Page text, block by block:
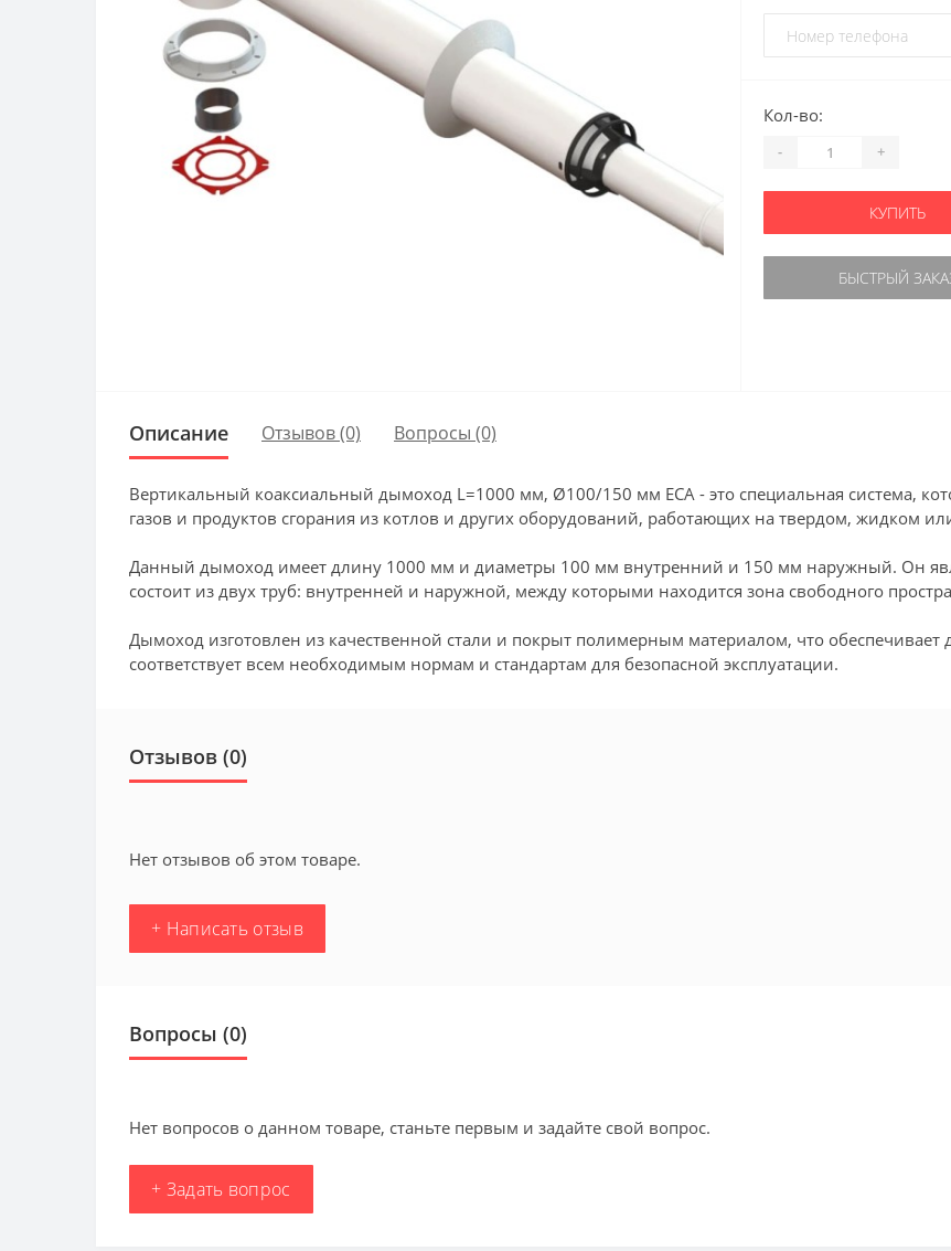
Кол-во:
- +
КУПИТЬ
БЫСТРЫЙ
Описание Отзывов (0) Вопросы (0)
Вертикальный коаксиальный дымоход L=1000 мм, Ø100/150 мм ECA - это специальная система,
газов и продуктов сгорания из котлов и других оборудований, работающих на твердом, жидком
Данный дымоход имеет длину 1000 мм и диаметры 100 мм внутренний и 150 мм наружный. Он
состоит из двух труб: внутренней и наружной, между которыми находится зона свободного
Дымоход изготовлен из качественной стали и покрыт полимерным материалом, что
соответствует всем необходимым нормам и стандартам для безопасной эксплуатации.
Отзывов (0)
Нет отзывов об этом товаре.
+ Написать отзыв
Вопросы (0)
Нет вопросов о данном товаре, станьте первым и задайте свой вопрос.
+ Задать вопрос